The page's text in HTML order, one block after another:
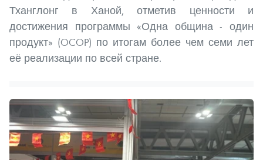
Тханглонг в Ханой, отметив ценности и
достижения программы «Одна община - один
продукт» (OCOP) по итогам более чем семи лет
её реализации по всей стране.